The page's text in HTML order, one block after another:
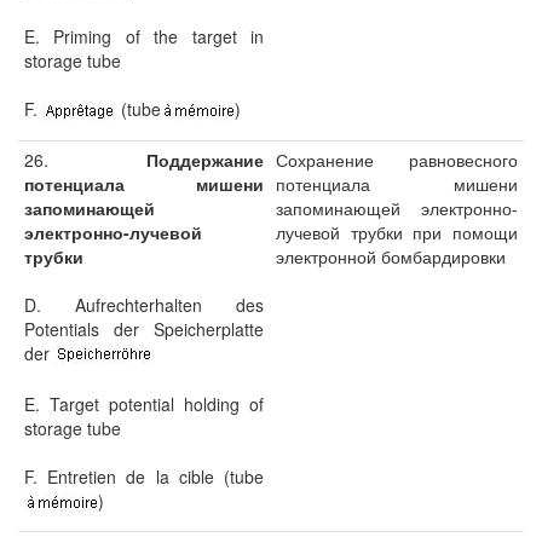
E. Priming of the target in
storage tube
F.
(tube )
26. Поддержание
потенциала мишени
запоминающей
электронно-лучевой
трубки
D. Aufrechterhalten des
Potentials der Speicherplatte
der
E. Target potential holding of
storage tube
F. Entretien de la cible (tube
)
Сохранение равновесного
потенциала мишени
запоминающей электронно-
лучевой трубки при помощи
электронной бомбардировки